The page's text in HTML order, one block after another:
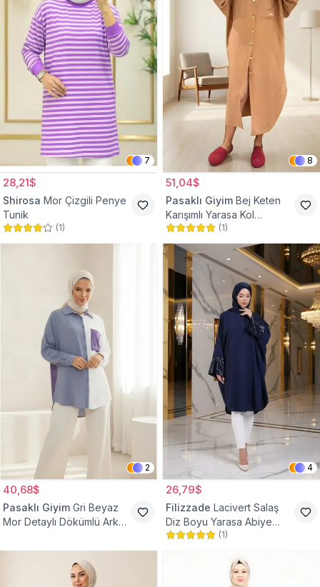
7
28,21$
Shirosa Mor Çizgili Penye
Tunik
(1)
8
51,04$
Pasaklı Giyim Bej Keten
Karışımlı Yarasa Kol
Tesettür Tunik
(1)
2
40,68$
Pasaklı Giyim Gri Beyaz
Mor Detaylı Dökümlü Arkası
4
26,79$
Filizzade Lacivert Salaş
Diz Boyu Yarasa Abiye
Tunik
(1)